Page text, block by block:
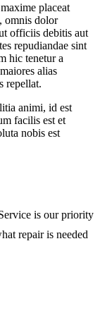
placeat
omnis dolor
officiis debitis aut
repudiandae sint
hic tenetur a
alias
repellat.
animi, id est
facilis est et
nobis est
is our priority
repair is needed